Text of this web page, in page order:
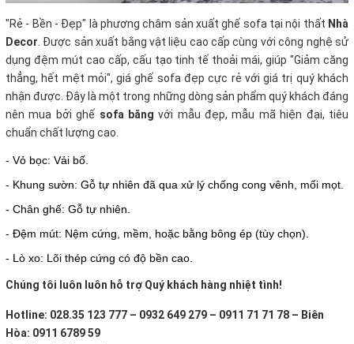
"Rẻ - Bền - Đẹp" là phương châm sản xuất ghế sofa tại nội thất Nhà
Decor. Được sản xuất bằng vật liệu cao cấp cùng với công nghệ sử
dụng đệm mút cao cấp, cấu tạo tinh tế thoải mái, giúp "Giảm căng
thẳng, hết mệt mỏi", giá ghế sofa đẹp cực rẻ với giá trị quý khách
nhận được. Đây là một trong những dòng sản phẩm quý khách đáng
nên mua bởi ghế sofa băng với mẫu đẹp, mẫu mã hiện đại, tiêu
chuẩn chất lượng cao.
- Vỏ bọc: Vải bố.
- Khung sườn: Gỗ tự nhiên đã qua xử lý chống cong vênh, mối mọt.
- Chân ghế: Gỗ tự nhiên.
- Đệm mút: Nệm cứng, mềm, hoặc bằng bông ép (tùy chọn).
- Lò xo: Lõi thép cứng có độ bền cao.
Chúng tôi luôn luôn hỗ trợ Quý khách hàng nhiệt tình!
Hotline: 028.35 123 777 – 0932 649 279 – 0911 71 71 78 – Biên
Hòa: 0911 6789 59